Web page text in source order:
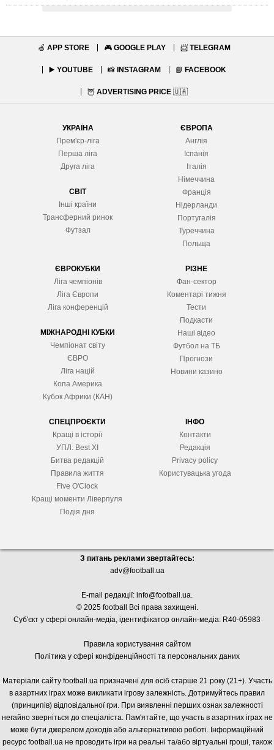
🍏 APP STORE 🎮 GOOGLE PLAY 📨 TELEGRAM
▶️ YOUTUBE 📸 INSTAGRAM 📘 FACEBOOK
🦉 ADVERTISING PRICE 🇺🇦
УКРАЇНА
Прем'єр-ліга
Перша ліга
Друга ліга
СВІТ
Інші країни
Трансферний ринок
Футзал
ЄВРОПА
Англія
Іспанія
Італія
Німеччина
Франція
Нідерланди
Португалія
Туреччина
Польща
ЄВРОКУБКИ
Ліга чемпіонів
Ліга Європи
Ліга конференцій
МІЖНАРОДНІ КУБКИ
Чемпіонат світу
ЄВРО
Ліга націй
Копа Америка
Кубок Африки (КАН)
РІЗНЕ
Фан-сектор
Коментарі тижня
Тести
Подкасти
Наші відео
Футбол на ТБ
Прогнози
Новини казино
СПЕЦПРОЄКТИ
Кращі в історії
УПЛ. Best XІ
Битва редакцій
Правила життя
Five O'Clock
Кращі моменти Ліверпуля
Подія дня
ІНФО
Контакти
Редакція
Privacy policy
Користувацька угода
З питань реклами звертайтесь:
adv@football.ua
E-mail редакції: info@football.ua.
© 2025 football Всі права захищені.
Суб'єкт у сфері онлайн-медіа, ідентифікатор онлайн-медіа: R40-05983
Правила користування сайтом
Політика у сфері конфіденційності та персональних даних
Матеріали сайту football.ua призначені для осіб старше 21 року (21+). Участь
в азартних іграх може викликати ігрову залежність. Дотримуйтесь правил
(принципів) відповідальної гри. При виявленні перших ознак залежності
негайно зверніться до спеціаліста. Пам'ятайте, що участь в азартних іграх не
може бути джерелом доходів або альтернативою роботі. Інформаційний
ресурс football.ua не проводить ігри на реальні та/або віртуальні гроші, також